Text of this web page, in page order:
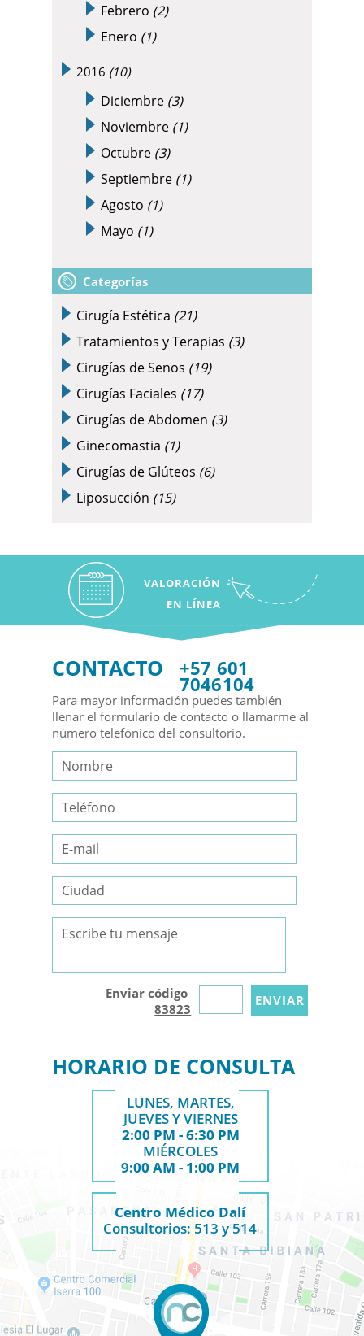
Febrero (2)
Enero (1)
2016 (10)
Diciembre (3)
Noviembre (1)
Octubre (3)
Septiembre (1)
Agosto (1)
Mayo (1)
Categorías
Cirugía Estética (21)
Tratamientos y Terapias (3)
Cirugías de Senos (19)
Cirugías Faciales (17)
Cirugías de Abdomen (3)
Ginecomastia (1)
Cirugías de Glúteos (6)
Liposucción (15)
VALORACIÓN
EN LÍNEA
CONTACTO
HORARIO DE CONSULTA
LUNES, MARTES,
JUEVES Y VIERNES
2:00 PM - 6:30 PM
MIÉRCOLES
9:00 AM - 1:00 PM
Centro Médico Dalí
Consultorios: 513 y 514
+57 601
7046104
Para mayor información puedes también
llenar el formulario de contacto o llamarme al
número telefónico del consultorio.
Enviar código
83823